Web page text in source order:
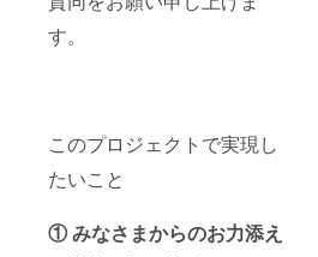
す。
このプロジェクトで実現し
たいこと
① みなさまからのお力添え